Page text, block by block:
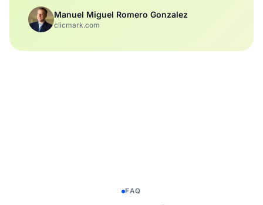
Manuel Miguel Romero Gonzalez
clicmark.com
FAQ